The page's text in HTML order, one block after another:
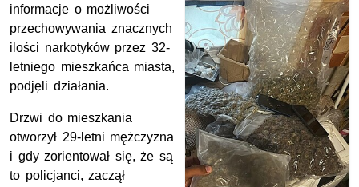
informacje o możliwości
przechowywania znacznych
ilości narkotyków przez 32-
letniego mieszkańca miasta,
podjęli działania.
Drzwi do mieszkania
otworzył 29-letni mężczyzna
i gdy zorientował się, że są
to policjanci, zaczął